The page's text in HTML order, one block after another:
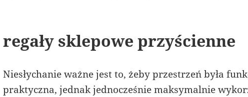
regały sklepowe przyścienne
Niesłychanie ważne jest to, żeby przestrzeń była
praktyczna, jednak jednocześnie maksymalnie